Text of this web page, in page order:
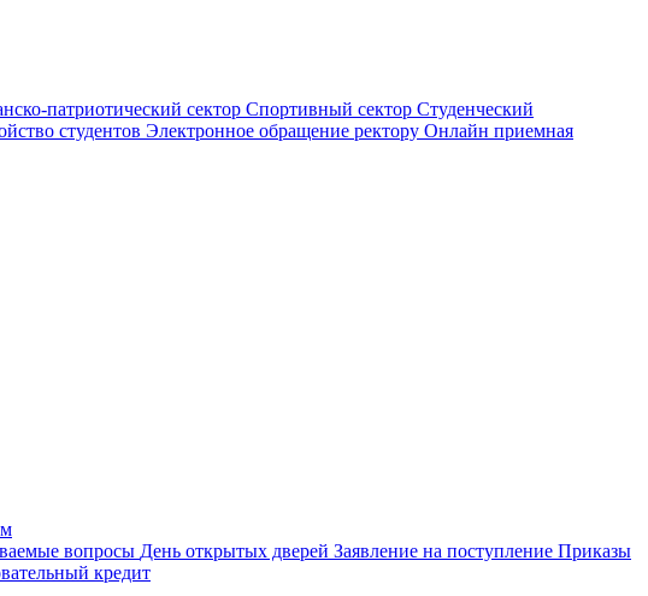
патриотический сектор Спортивный сектор Студенческий
студентов Электронное обращение ректору Онлайн приемная
вопросы День открытых дверей Заявление на поступление Приказы
кредит